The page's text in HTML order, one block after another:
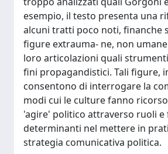
esempio, il testo presenta una
alcuni tratti poco noti, finanche
figure extrauma- ne, non
loro articolazioni quali
fini propagandistici. Tali figure,
consentono di interrogare la
modi cui le culture fanno
'agire' politico attraverso ruoli e
determinanti nel mettere in
strategia comunicativa politica.